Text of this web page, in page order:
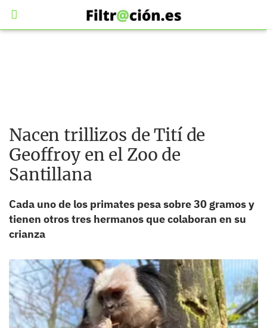
Nacen trillizos de Tití de
Geoffroy en el Zoo de
Santillana
Cada uno de los primates pesa sobre 30 gramos y
tienen otros tres hermanos que colaboran en su
crianza